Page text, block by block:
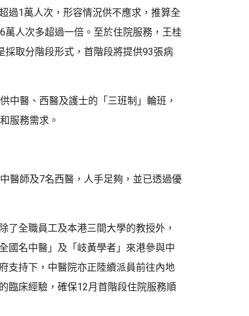
過1萬人次，形容情況供不應求，推算全
人次多超過一倍。至於住院服務，王桂
取分階段形式，首階段將提供93張病
中醫、西醫及護士的「三班制」輪班，
服務需求。
醫師及7名西醫，人手足夠，並已透過優
了全職員工及本港三間大學的教授外，
國名中醫」及「岐黃學者」來港參與中
支持下，中醫院亦正陸續派員前往內地
臨床經驗，確保12月首階段住院服務順